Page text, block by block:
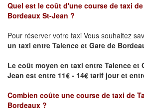
Quel est le coût d'une course de taxi de
Bordeaux St-Jean ?
Pour réserver votre taxi Vous souhaitez
un taxi entre Talence et Gare de
Le coût moyen en taxi entre Talence et
Jean est entre 11€ - 14€ tarif jour et
Combien coûte une course de taxi de
Bordeaux ?